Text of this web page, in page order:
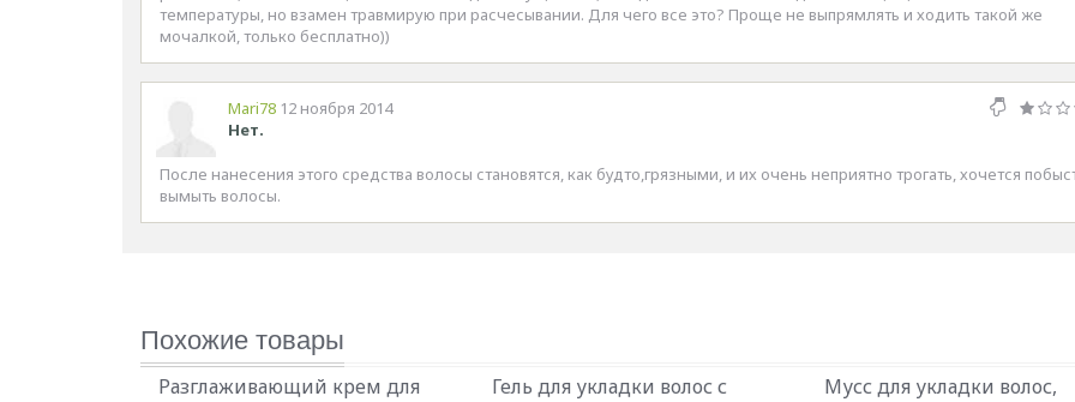
температуры, но взамен травмирую при расчесывании. Для чего все это? Проще не выпрямлять и ходить такой же
мочалкой, только бесплатно))
Mari78 12 ноября 2014
Нет.
После нанесения этого средства волосы становятся, как будто,грязными, и их очень неприятно трогать, хочется
вымыть волосы.
Похожие товары
Разглаживающий крем для
Гель для укладки волос с
Мусс для укладки волос,